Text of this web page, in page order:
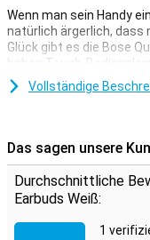
Wenn man sein Handy
natürlich ärgerlich, dass
Glück gibt es die Bose
haben Touch-
immer noch vorspulen.
Ohrhörern sind, mit
Telefonats deutlich zu
Kommt mit einem
Geschenk.
Es ist immer schön,
kostenlos dazu
Vollständige
Das sagen unsere
Durchschnittliche
Earbuds Weiß:
1